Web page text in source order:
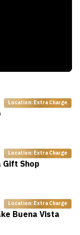
ว่างเมือง Orlando
โทนาบีช (Daytona
Location: Extra Charge
Location: Extra Charge
Gift Shop
Location: Extra Charge
Buena Vista